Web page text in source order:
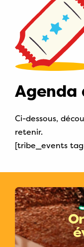
Agenda
Ci-dessous,
retenir.
[tribe_events